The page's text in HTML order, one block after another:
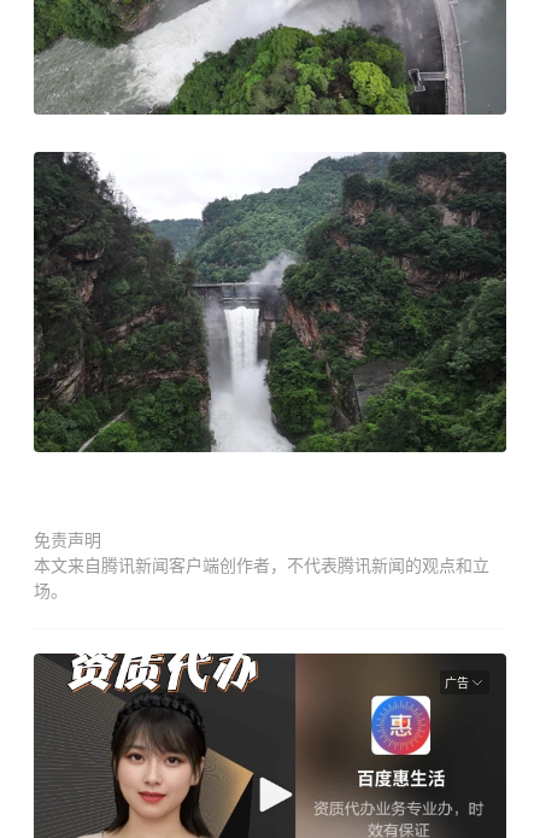
免责声明
本文来自腾讯新闻客户端创作者，不代表腾讯新闻的观点和立
场。
广告